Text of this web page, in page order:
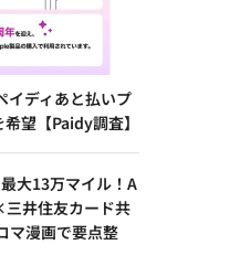
イディあと払いプ
望【Paidy調査】
大13万マイル！A
井住友カード共
マ漫画で要点整